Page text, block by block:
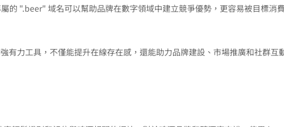
的 ".beer" 域名可以幫助品牌在數字領域中建立競爭優勢，更容易被目標消
力工具，不僅能提升在線存在感，還能助力品牌建設、市場推廣和社群互